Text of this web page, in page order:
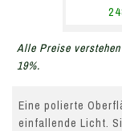
Alle Preise
19%.
Eine polierte
einfallende Licht.